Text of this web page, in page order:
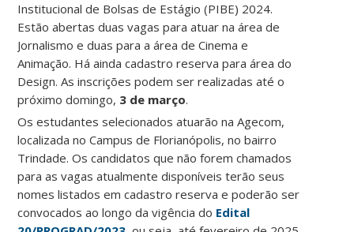
Institucional de Bolsas de Estágio (PIBE) 2024.
Estão abertas duas vagas para atuar na área de
Jornalismo e duas para a área de Cinema e
Animação. Há ainda cadastro reserva para área do
Design. As inscrições podem ser realizadas até o
próximo domingo, 3 de março.
Os estudantes selecionados atuarão na Agecom,
localizada no Campus de Florianópolis, no bairro
Trindade. Os candidatos que não forem chamados
para as vagas atualmente disponíveis terão seus
nomes listados em cadastro reserva e poderão ser
convocados ao longo da vigência do Edital